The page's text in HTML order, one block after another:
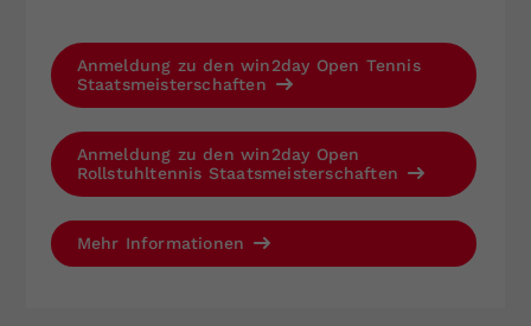
Anmeldung zu den win2day Open Tennis
Staatsmeisterschaften
Anmeldung zu den win2day Open
Rollstuhltennis Staatsmeisterschaften
Mehr Informationen